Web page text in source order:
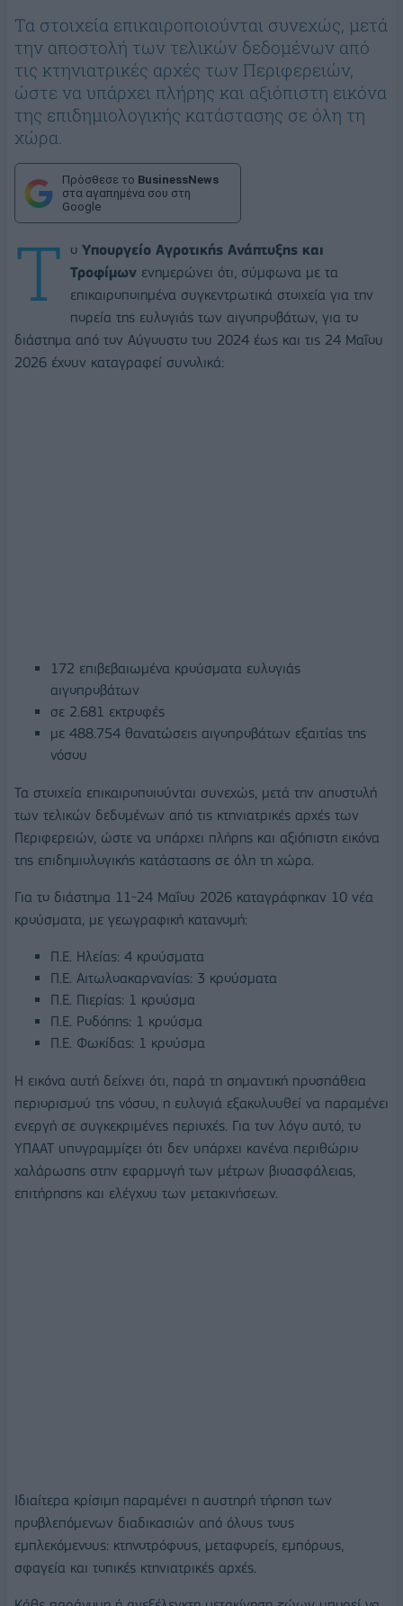
Τα στοιχεία επικαιροποιούνται συνεχώς, μετά
την αποστολή των τελικών δεδομένων από
τις κτηνιατρικές αρχές των Περιφερειών,
ώστε να υπάρχει πλήρης και αξιόπιστη εικόνα
της επιδημιολογικής κατάστασης σε όλη τη
χώρα.
Πρόσθεσε το BusinessNews
στα αγαπημένα σου στη
Google
Τ ο Υπουργείο Αγροτικής Ανάπτυξης και
Τροφίμων ενημερώνει ότι, σύμφωνα με τα
επικαιροποιημένα συγκεντρωτικά στοιχεία για την
πορεία της ευλογιάς των αιγοπροβάτων, για το
διάστημα από τον Αύγουστο του 2024 έως και τις 24 Μαΐου
2026 έχουν καταγραφεί συνολικά:
172 επιβεβαιωμένα κρούσματα ευλογιάς
αιγοπροβάτων
σε 2.681 εκτροφές
με 488.754 θανατώσεις αιγοπροβάτων εξαιτίας της
νόσου
Τα στοιχεία επικαιροποιούνται συνεχώς, μετά την αποστολή
των τελικών δεδομένων από τις κτηνιατρικές αρχές των
Περιφερειών, ώστε να υπάρχει πλήρης και αξιόπιστη εικόνα
της επιδημιολογικής κατάστασης σε όλη τη χώρα.
Για το διάστημα 11-24 Μαΐου 2026 καταγράφηκαν 10 νέα
κρούσματα, με γεωγραφική κατανομή:
Π.Ε. Ηλείας: 4 κρούσματα
Π.Ε. Αιτωλοακαρνανίας: 3 κρούσματα
Π.Ε. Πιερίας: 1 κρούσμα
Π.Ε. Ροδόπης: 1 κρούσμα
Π.Ε. Φωκίδας: 1 κρούσμα
Η εικόνα αυτή δείχνει ότι, παρά τη σημαντική προσπάθεια
περιορισμού της νόσου, η ευλογιά εξακολουθεί να παραμένει
ενεργή σε συγκεκριμένες περιοχές. Για τον λόγο αυτό, το
ΥΠΑΑΤ υπογραμμίζει ότι δεν υπάρχει κανένα περιθώριο
χαλάρωσης στην εφαρμογή των μέτρων βιοασφάλειας,
επιτήρησης και ελέγχου των μετακινήσεων.
Ιδιαίτερα κρίσιμη παραμένει η αυστηρή τήρηση των
προβλεπόμενων διαδικασιών από όλους τους
εμπλεκόμενους: κτηνοτρόφους, μεταφορείς, εμπόρους,
σφαγεία και τοπικές κτηνιατρικές αρχές.